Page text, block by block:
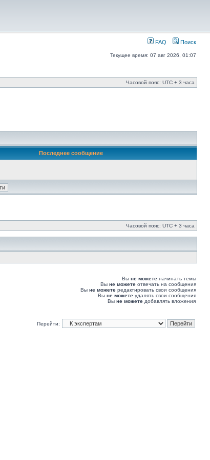
FAQ Поиск
Текущее время: 07 авг 2026, 01:07
Часовой пояс: UTC + 3 часа
Последнее сообщение
Часовой пояс: UTC + 3 часа
Вы не можете начинать темы
Вы не можете отвечать на сообщения
Вы не можете редактировать свои сообщения
Вы не можете удалять свои сообщения
Вы не можете добавлять вложения
Перейти: